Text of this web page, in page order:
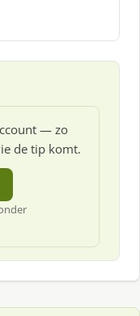
— zo
de tip komt.